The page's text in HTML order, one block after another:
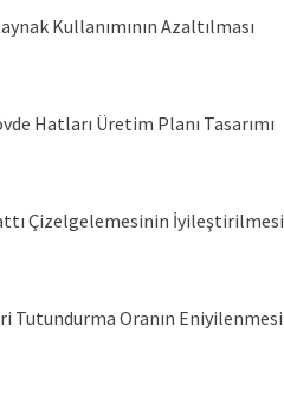
Kullanımının Azaltılması
Hatları Üretim Planı Tasarımı
Çizelgelemesinin İyileştirilmesi
Tutundurma Oranın Eniyilenmesi